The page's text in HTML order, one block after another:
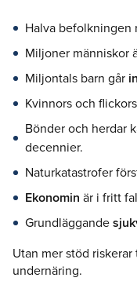
Halva befolkningen
Miljoner människor
Miljontals barn går
Kvinnors och flickors
Bönder och herdar
decennier.
Naturkatastrofer
Ekonomin är i fritt
Grundläggande
Utan mer stöd
undernäring.